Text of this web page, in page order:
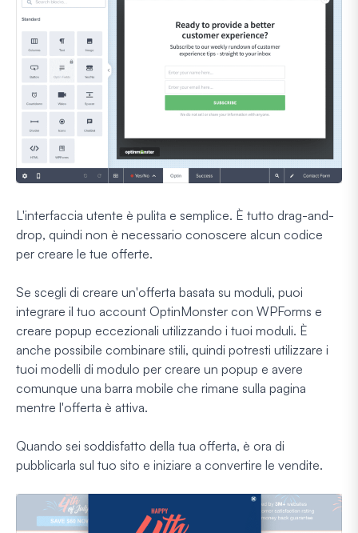
L'interfaccia utente è pulita e semplice. È tutto drag-and-
drop, quindi non è necessario conoscere alcun codice
per creare le tue offerte.
Se scegli di creare un'offerta basata su moduli, puoi
integrare il tuo account OptinMonster con WPForms e
creare popup eccezionali utilizzando i tuoi moduli. È
anche possibile combinare stili, quindi potresti utilizzare i
tuoi modelli di modulo per creare un popup e avere
comunque una barra mobile che rimane sulla pagina
mentre l'offerta è attiva.
Quando sei soddisfatto della tua offerta, è ora di
pubblicarla sul tuo sito e iniziare a convertire le vendite.